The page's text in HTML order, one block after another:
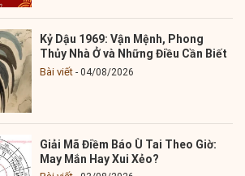
Kỷ Dậu 1969: Vận Mệnh, Phong
Thủy Nhà Ở và Những Điều Cần Biết
Bài viết 04/08/2026
Giải Mã Điềm Báo Ù Tai Theo Giờ:
May Mắn Hay Xui Xẻo?